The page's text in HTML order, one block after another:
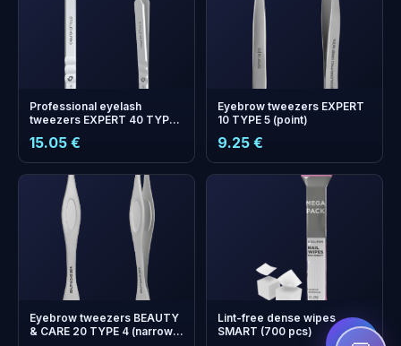
Professional eyelash
tweezers EXPERT 40 TYPE
15.05 €
Eyebrow tweezers EXPERT
10 TYPE 5 (point)
9.25 €
Eyebrow tweezers BEAUTY
& CARE 20 TYPE 4 (narrow
Lint-free dense wipes
SMART (700 pcs)
+ boonuspunkti
Kogu ja säästa järgmisel